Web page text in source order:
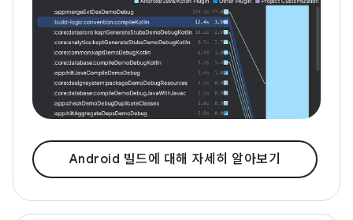
Android 빌드에 대해 자세히 알아보기